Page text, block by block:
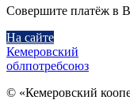
Совершите платёж в
На сайте
Кемеровский
облпотребсоюз
© «Кемеровский